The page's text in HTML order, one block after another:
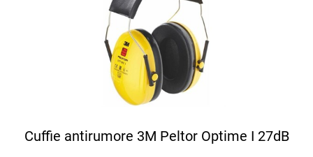
Cuffie antirumore 3M Peltor Optime I 27dB